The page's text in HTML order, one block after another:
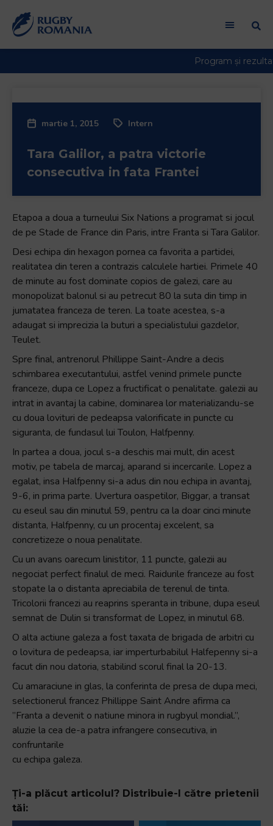
venit
cititorul
Pentru
cititorul
ecran
One
Accessibility,
apăsați
„Ctrl
Această
comandă
rapidă
activează
cititorul
ecran
pentru
interacționați
conținutul.
martie 1, 2015 Intern
Tara Galilor, a patra victorie
consecutiva in fata Frantei
Etapoa a doua a turneului Six Nations a programat si jocul
de pe Stade de France din Paris, intre Franta si Tara Galilor.
Desi echipa din hexagon pornea ca favorita a partidei,
realitatea din teren a contrazis calculele hartiei. Primele 40
de minute au fost dominate copios de galezi, care au
monopolizat balonul si au petrecut 80 la suta din timp in
jumatatea franceza de teren. La toate acestea, s-a
adaugat si imprecizia la buturi a specialistului gazdelor,
Teulet.
Spre final, antrenorul Phillippe Saint-Andre a decis
schimbarea executantului, astfel venind primele puncte
franceze, dupa ce Lopez a fructificat o penalitate. galezii au
intrat in avantaj la cabine, dominarea lor materializandu-se
cu doua lovituri de pedeapsa valorificate in puncte cu
siguranta, de fundasul lui Toulon, Halfpenny.
In partea a doua, jocul s-a deschis mai mult, din acest
motiv, pe tabela de marcaj, aparand si incercarile. Lopez a
egalat, insa Halfpenny si-a adus din nou echipa in avantaj,
9-6, in prima parte. Uvertura oaspetilor, Biggar, a transat
cu eseul sau din minutul 59, pentru ca la doar cinci minute
distanta, Halfpenny, cu un procentaj excelent, sa
concretizeze o noua penalitate.
Cu un avans oarecum linistitor, 11 puncte, galezii au
negociat perfect finalul de meci. Raidurile franceze au fost
stopate la o distanta apreciabila de terenul de tinta.
Tricolorii francezi au reaprins speranta in tribune, dupa eseul
semnat de Dulin si transformat de Lopez, in minutul 68.
O alta actiune galeza a fost taxata de brigada de arbitri cu
o lovitura de pedeapsa, iar imperturbabilul Halfepenny si-a
facut din nou datoria, stabilind scorul final la 20-13.
Cu amaraciune in glas, la conferinta de presa de dupa meci,
selectionerul francez Phillippe Saint Andre afirma ca
”Franta a devenit o natiune minora in rugbyul mondial.”,
aluzie la cea de-a patra infrangere consecutiva, in
confruntarile
cu echipa galeza.
Ți-a plăcut articolul? Distribuie-l către prietenii
tăi: